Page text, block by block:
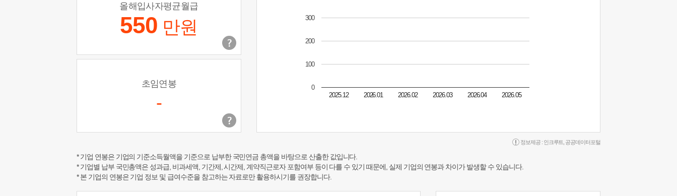
올해입사자평균월급
550 만원
초임연봉
- 2025.12 2026.01 2026.02 2026.03 2026.04 2026.05
0
100
200
300
정보제공 : 인크루트 공공데이터포털
* 기업 연봉은 기업의 기준소득월액을 기준으로 납부한 국민연금 총액을 바탕으로 산출한 값입니다.
* 기업별 납부 국민총액은 성과급, 비과세액, 기간제, 시간제, 계약직근로자 포함여부 등이 다를 수 있기 때문에, 실제 기업의 연봉과 차이가 발생할 수 있습니다.
* 본 기업의 연봉은 기업 정보 및 급여수준을 참고하는 자료로만 활용하시기를 권장합니다.